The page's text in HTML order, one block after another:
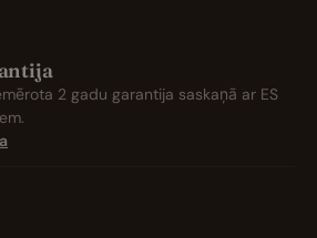
2 gadu garantija saskaņā ar ES